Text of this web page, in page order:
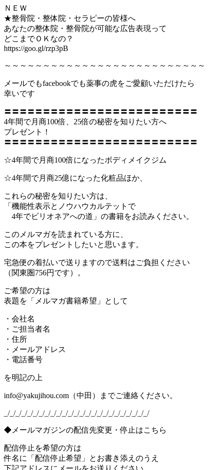
ＮＥＷ
★整骨院・整体院・セラピーの皆様へ
あなたの整体院・整骨院が可能な広告表現って
どこまでＯＫなの？
https://goo.gl/rzp3pB
～～～～～～～～～～～～～～～～～～～～～～～～～～
メールでもfacebookでも薬事の虎をご愛顧いただけたら
幸いです
〓〓〓〓〓〓〓〓〓〓〓〓〓〓〓〓〓〓〓〓〓〓〓〓〓
4年間で月商100倍、25倍の秘密を知りたい方へ
プレゼント！
〓〓〓〓〓〓〓〓〓〓〓〓〓〓〓〓〓〓〓〓〓〓〓〓〓
☆4年間で月商100倍になったボディメイクジム
☆4年間で月商25億になった化粧品ほか、
これらの秘密を知りたい方は、
「機能性表示とノウハウカルテットで
4年でビリオネアへの道」の書籍をお読みください。
このメルマガを読まれている方に、
この本をプレゼントしたいと思います。
宅急便の着払いで送りますので送料はご負担ください
（関東圏756円です）。
ご希望の方は
表題を「メルマガ書籍希望」として
・会社名
・ご担当者名
・住所
・メールアドレス
・電話番号
を明記の上
info@yakujihou.com（中田）までご連絡ください。
_/_/_/_/_/_/_/_/_/_/_/_/_/_/_/_/_/_/_/_/_/_/_/_/_/
◆メールマガジンの配信先変更・停止はこちら
配信停止を希望の方は
件名に「配信停止希望」とお書き添えのうえ
下記アドレスにメールをお送りください。